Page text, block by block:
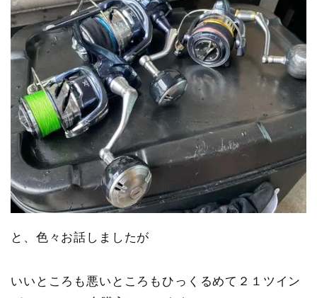
と、色々お話しましたが
いいところも悪いところもひっくるめて２１ツイン